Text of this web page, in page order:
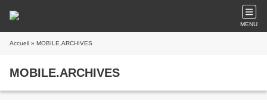
MENU
Accueil » MOBILE.ARCHIVES
MOBILE.ARCHIVES